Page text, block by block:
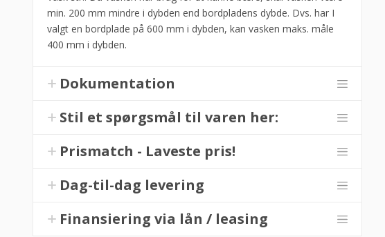
min. 200 mm mindre i dybden end bordpladens dybde. Dvs. har I
valgt en bordplade på 600 mm i dybden, kan vasken maks. måle
400 mm i dybden.
Dokumentation
Stil et spørgsmål til varen her:
Prismatch - Laveste pris!
Dag-til-dag levering
Finansiering via lån / leasing